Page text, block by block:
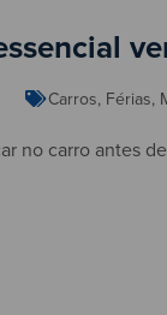
Carros, Férias,
no carro antes